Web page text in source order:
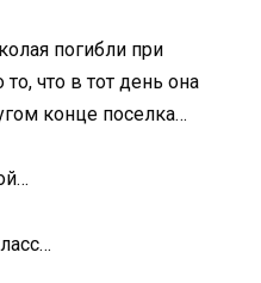
погибли при
что в тот день она
конце поселка…